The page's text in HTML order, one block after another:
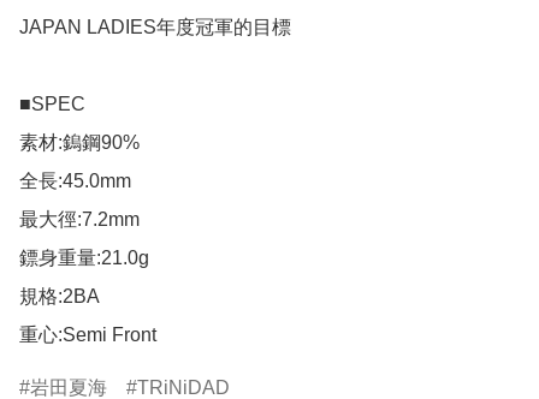
JAPAN LADIES年度冠軍的目標
■SPEC
素材:鎢鋼90%
全長:45.0mm
最大徑:7.2mm
鏢身重量:21.0g
規格:2BA
重心:Semi Front
岩田夏海 TRiNiDAD